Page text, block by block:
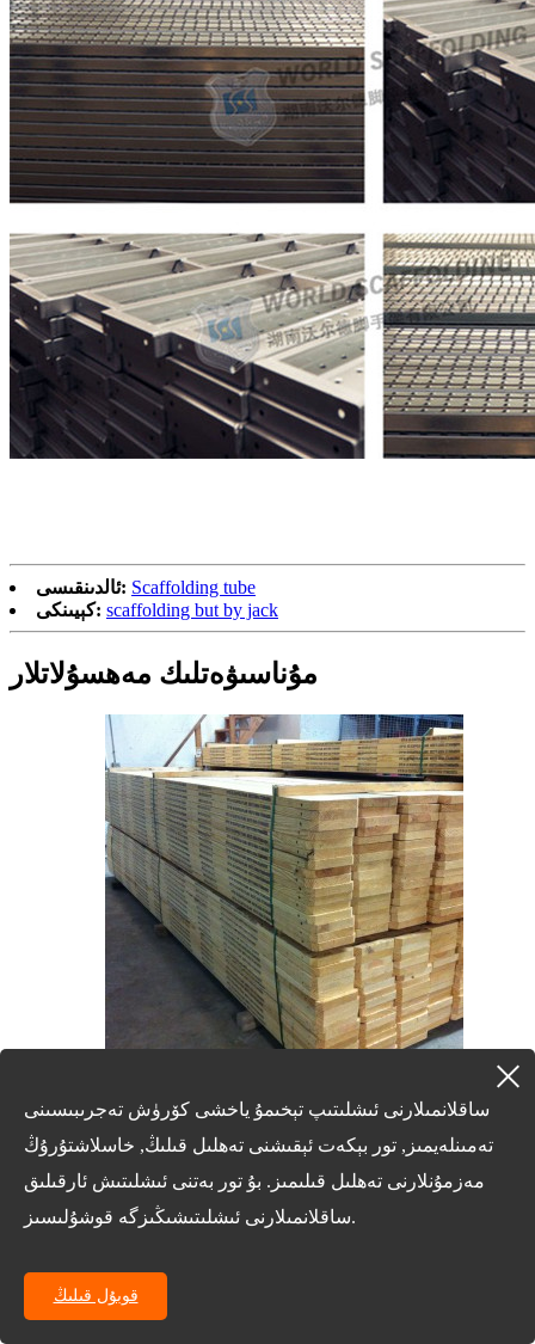
ئالدىنقىسى: Scaffolding tube
كېيىنكى: scaffolding but by jack
مۇناسىۋەتلىك مەھسۇلاتلار
ScaflowDing ياغاچ تاختاي
ساقلانمىلارنى ئىشلىتىپ تېخىمۇ ياخشى كۆرۈش تەجرىبىسىنى
تەمىنلەيمىز, تور بېكەت ئېقىشنى تەھلىل قىلىڭ, خاسلاشتۇرۇڭ
مەزمۇنلارنى تەھلىل قىلىمىز. بۇ تور بەتنى ئىشلىتىش ئارقىلىق
ساقلانمىلارنى ئىشلىتىشىڭىزگە قوشۇلىسىز.
قوبۇل قىلىڭ